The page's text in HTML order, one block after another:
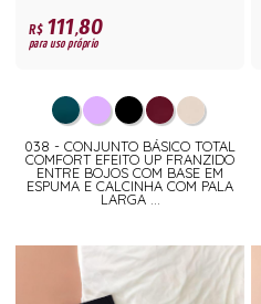
R$111,80
para uso próprio
038 - CONJUNTO BÁSICO TOTAL
COMFORT EFEITO UP FRANZIDO
ENTRE BOJOS COM BASE EM
ESPUMA E CALCINHA COM PALA
LARGA ...